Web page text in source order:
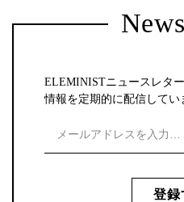
ELEMINISTニュースレタ
情報を定期的に配信してい
登録